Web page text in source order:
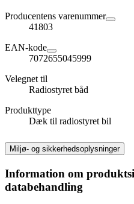
Producentens varenummer
41803
EAN-kode
7072655045999
Velegnet til
Radiostyret båd
Produkttype
Dæk til radiostyret bil
Miljø- og sikkerhedsoplysninger
Information om
databehandling